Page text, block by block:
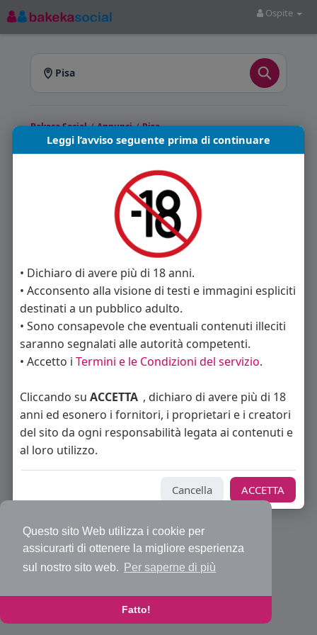
Questo sito Web utilizza i cookie per
assicurarti di ottenere la migliore esperienza
sul nostro sito web.
Per saperne di più
Fatto!
Ospite
Pisa
Bakeca Social/ Annunci/ Pisa
Annunci a Pisa
ti offre annunci pubblicati a Pisa e
provincia. Sfoglia gli annunci disponibili e scegli
quello più adatto a te.
Annunci trovati: 0
Nessun annuncio disponibile in questa sezione.
Home
Cos'è BakecaSocial Annunci Mercatino
Blog
Eventi
Contattaci Privacy Policy
Condizioni d'uso
Richiedi rimborso abbonamento PRO
Sviluppatori
Centro Assistenza
Supporto
Leggi l’avviso seguente prima di continuare
• Dichiaro di avere più di 18 anni.
• Acconsento alla visione di testi e immagini espliciti
destinati a un pubblico adulto.
• Sono consapevole che eventuali contenuti illeciti
saranno segnalati alle autorità competenti.
• Accetto i Termini e le Condizioni del servizio.
Cliccando su ACCETTA , dichiaro di avere più di 18
anni ed esonero i fornitori, i proprietari e i creatori
del sito da ogni responsabilità legata ai contenuti e
al loro utilizzo.
Cancella ACCETTA